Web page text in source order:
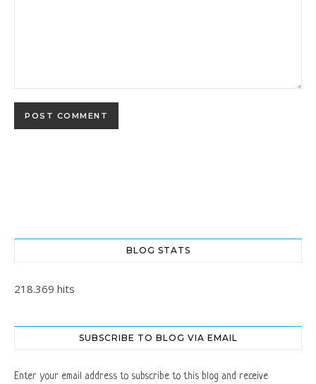
BLOG STATS
218.369 hits
SUBSCRIBE TO BLOG VIA EMAIL
Enter your email address to subscribe to this blog and receive